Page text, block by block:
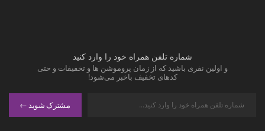
شماره تلفن همراه خود را وارد کنید
و اولین نفری باشید که از زمان پروموشن ها و تخفیفات و حتی
کدهای تخفیف باخبر می‌شود!
مشترک شوید